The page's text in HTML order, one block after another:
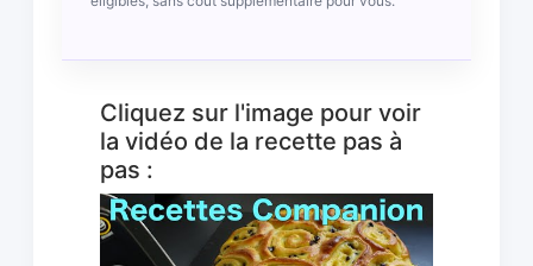
Cliquez sur l'image pour voir
la vidéo de la recette pas à
pas :